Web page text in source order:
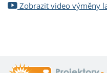
Zobrazit video výměny